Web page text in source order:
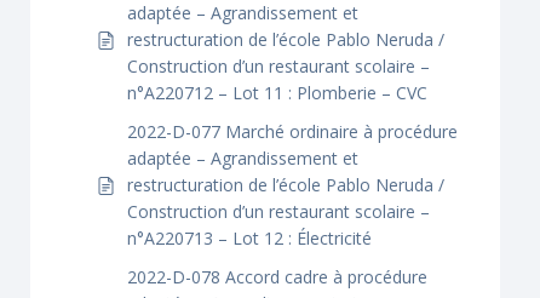
adaptée – Agrandissement et
restructuration de l’école Pablo Neruda /
Construction d’un restaurant scolaire –
n°A220712 – Lot 11 : Plomberie – CVC
2022-D-077 Marché ordinaire à procédure
adaptée – Agrandissement et
restructuration de l’école Pablo Neruda /
Construction d’un restaurant scolaire –
n°A220713 – Lot 12 : Électricité
2022-D-078 Accord cadre à procédure